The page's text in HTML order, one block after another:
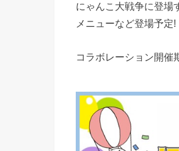
にゃんこ大戦争に登場
メニューなど登場予定!
コラボレーション開催